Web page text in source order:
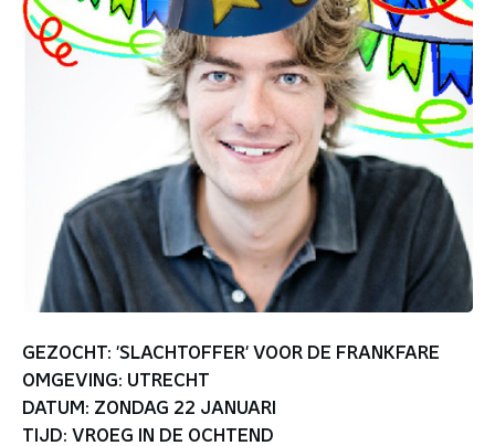
GEZOCHT: 'SLACHTOFFER' VOOR DE FRANKFARE
OMGEVING: UTRECHT
DATUM: ZONDAG 22 JANUARI
TIJD: VROEG IN DE OCHTEND